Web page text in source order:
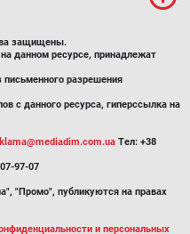
защищены.
данном ресурсе, принадлежат
письменного разрешения
с данного ресурса, гиперссылка на
Тел: +38
97-07
"Промо", публикуются на правах
и персональных